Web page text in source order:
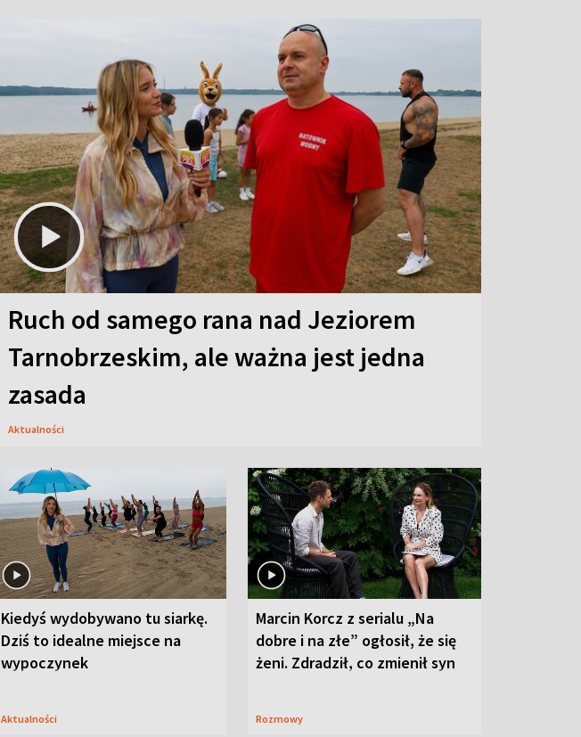
Ruch od samego rana nad Jeziorem
Tarnobrzeskim, ale ważna jest jedna
zasada
Aktualności
Kiedyś wydobywano tu siarkę.
Dziś to idealne miejsce na
wypoczynek
Aktualności
Marcin Korcz z serialu „Na
dobre i na złe” ogłosił, że się
żeni. Zdradził, co zmienił syn
Rozmowy